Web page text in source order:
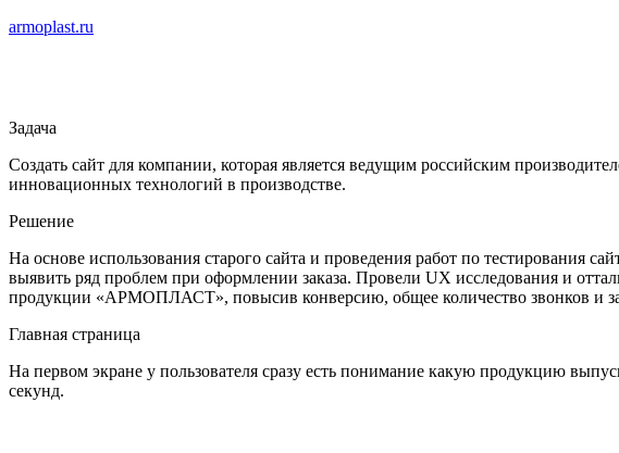
armoplast.ru
Задача
Создать сайт для компании, которая является ведущим российским
инновационных технологий в производстве.
Решение
На основе использования старого сайта и проведения работ по тестирования
выявить ряд проблем при оформлении заказа. Провели UX исследования и
продукции «АРМОПЛАСТ», повысив конверсию, общее количество звонков и
Главная страница
На первом экране у пользователя сразу есть понимание какую продукцию
секунд.